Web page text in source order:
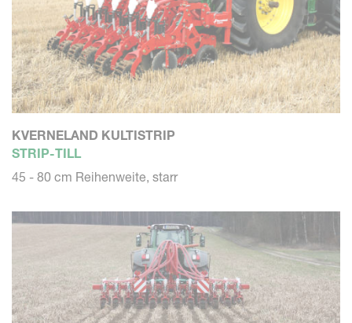
KVERNELAND KULTISTRIP
STRIP-TILL
45 - 80 cm Reihenweite, starr